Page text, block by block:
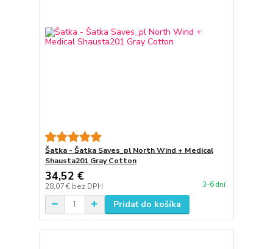
Šatka - Šatka Saves_pl North Wind + Medical
Shausta201 Gray Cotton
34,52 €
28,07 € bez DPH 3-6 dní
Pridať do košíka